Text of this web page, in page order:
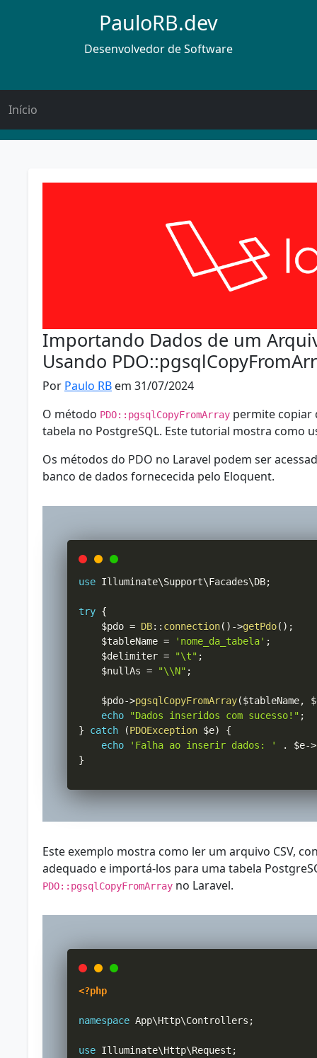
PauloRB.dev
Desenvolvedor de Software
Início
Importando Dados de um
Usando
Por Paulo RB em 31/07/2024
O método PDO::pgsqlCopyFromArray permite copiar
tabela no PostgreSQL. Este tutorial mostra como
Os métodos do PDO no Laravel podem ser
banco de dados fornececida pelo Eloquent.
use Illuminate\Support\Facades\DB;
try {
$pdo = DB:: connection( ) ->getPdo( ) ;
$tableName = 'nome_da_tabela' ;
$delimiter = "\t" ;
$nullAs = "\\N" ;
$pdo->pgsqlCopyFromArray($tableName,
echo
"Dados inseridos com sucesso!" ;
}
catch (PDOException $e)
{
echo
'Falha ao inserir dados: ' . $e->
}
Este exemplo mostra como ler um arquivo CSV,
adequado e importá-los para uma tabela
PDO::pgsqlCopyFromArray no Laravel.
<?php
namespace App\Http\Controllers ;
use Illuminate\Http\Request ;